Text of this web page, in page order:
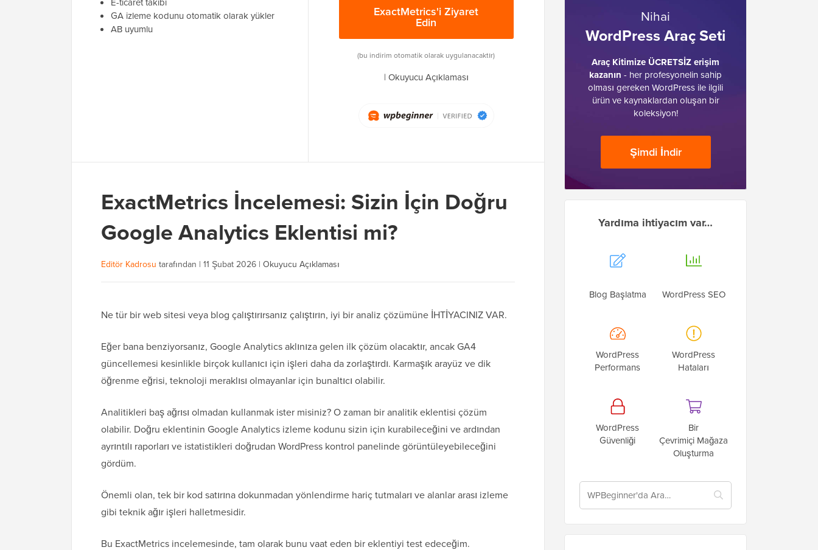
GA izleme kodunu otomatik olarak yükler
AB uyumlu
ExactMetrics'i Ziyaret
Edin
(bu indirim otomatik olarak uygulanacaktır)
| Okuyucu Açıklaması
ExactMetrics İncelemesi: Sizin İçin Doğru
Google Analytics Eklentisi mi?
Editör Kadrosu tarafından | 11 Şubat 2026 | Okuyucu Açıklaması
Ne tür bir web sitesi veya blog çalıştırırsanız çalıştırın, iyi bir analiz çözümüne İHTİYACINIZ VAR.
Eğer bana benziyorsanız, Google Analytics aklınıza gelen ilk çözüm olacaktır, ancak GA4
güncellemesi kesinlikle birçok kullanıcı için işleri daha da zorlaştırdı. Karmaşık arayüz ve dik
öğrenme eğrisi, teknoloji meraklısı olmayanlar için bunaltıcı olabilir.
Analitikleri baş ağrısı olmadan kullanmak ister misiniz? O zaman bir analitik eklentisi çözüm
olabilir. Doğru eklentinin Google Analytics izleme kodunu sizin için kurabileceğini ve ardından
ayrıntılı raporları ve istatistikleri doğrudan WordPress kontrol panelinde görüntüleyebileceğini
gördüm.
Önemli olan, tek bir kod satırına dokunmadan yönlendirme hariç tutmaları ve alanlar arası izleme
gibi teknik ağır işleri halletmesidir.
Bu ExactMetrics incelemesinde, tam olarak bunu vaat eden bir eklentiyi test edeceğim.
Nihai
WordPress Araç Seti
Araç Kitimize ÜCRETSİZ erişim
kazanın - her profesyonelin sahip
olması gereken WordPress ile ilgili
ürün ve kaynaklardan oluşan bir
koleksiyon!
Şimdi İndir
Yardıma ihtiyacım var…
Blog Başlatma WordPress SEO
WordPress
Performans
WordPress
Hataları
WordPress
Güvenliği
Bir
Çevrimiçi Mağaza
Oluşturma